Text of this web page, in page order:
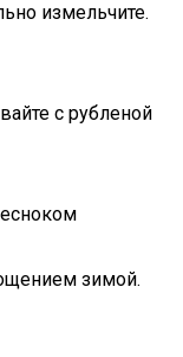
измельчите.
с рубленой
зимой.